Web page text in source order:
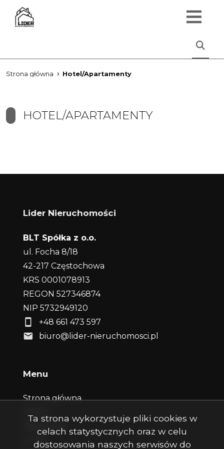
Strona główna Hotel/Apartamenty
HOTEL/APARTAMENTY
Lider Nieruchomości
BLT Spółka z o.o.
ul. Focha 8/18
42-217 Częstochowa
KRS 0001078913
REGON 527346874
NIP 5732949120
+48 661 473 597
biuro@lider-nieruchomosci.pl
Menu
Strona główna
Zgłoszenia
O nas
Ta strona wykorzystuje pliki cookies w
celach statystycznych oraz w celu
dostosowania naszych serwisów do